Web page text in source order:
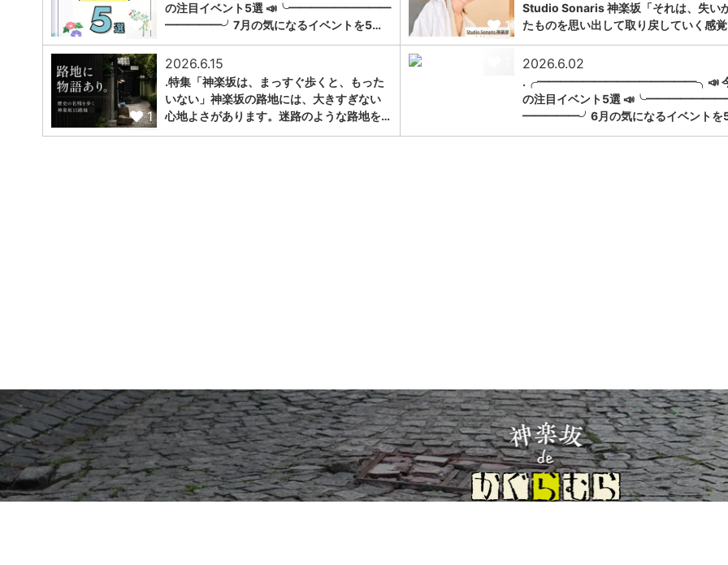
1
の注目イベント5選 📣╰━━━━━━━━━
━━━━━╯7月の気になるイベントを5…
1
Studio Sonaris 神楽坂「それは、失い
たものを思い出して取り戻していく感
1
2026.6.15
.特集「神楽坂は、まっすぐ歩くと、もった
いない」神楽坂の路地には、大きすぎない
心地よさがあります。迷路のような路地を…
2026.6.02
.╭━━━━━━━━━━━━━━╮📣
の注目イベント5選
━━━━━╯6月の気になるイベントを